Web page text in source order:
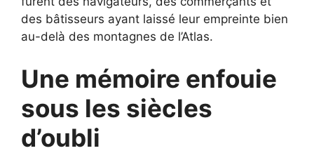
des bâtisseurs ayant laissé leur empreinte bien
au-delà des montagnes de l’Atlas.
Une mémoire enfouie
sous les siècles
d’oubli